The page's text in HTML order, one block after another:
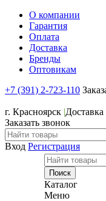
О компании
Гарантия
Оплата
Доставка
Бренды
Оптовикам
+7 (391) 2-723-110
г. Красноярск |
Заказать звонок
Вход Регистрация
Каталог
Меню